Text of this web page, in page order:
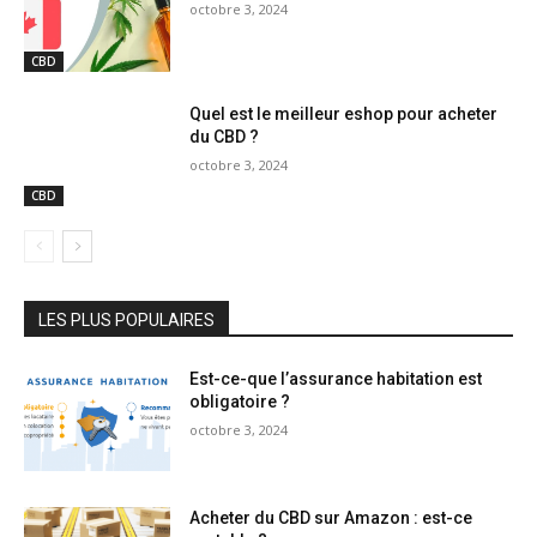
CBD
octobre 3, 2024
CBD
Quel est le meilleur eshop pour acheter
du CBD ?
octobre 3, 2024
LES PLUS POPULAIRES
Est-ce-que l’assurance habitation est
obligatoire ?
octobre 3, 2024
Acheter du CBD sur Amazon : est-ce